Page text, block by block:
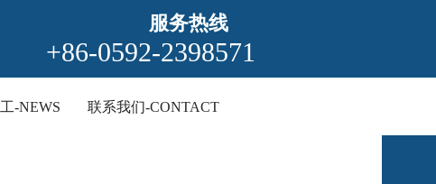
服务热线
+86-0592-2398571
-NEWS 联系我们-CONTACT